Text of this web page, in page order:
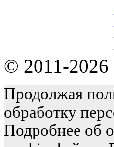
© 2011-
Продолжая
обработку
Подробнее об